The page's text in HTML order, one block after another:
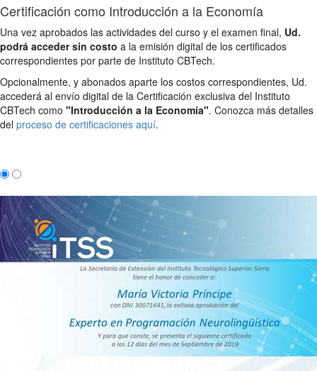
Certificación como Introducción a la Economía
Una vez aprobados las actividades del curso y el examen final, Ud.
podrá acceder sin costo a la emisión digital de los certificados
correspondientes por parte de Instituto CBTech.
Opcionalmente, y abonados aparte los costos correspondientes, Ud.
accederá al envío digital de la Certificación exclusiva del Instituto
CBTech como "Introducción a la Economía". Conozca más detalles
del proceso de certificaciones aquí.